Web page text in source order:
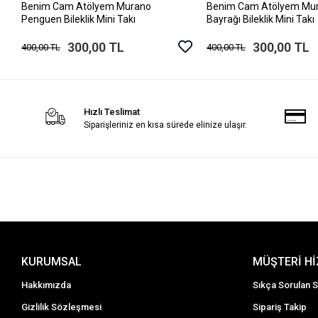
Sepete Ekle
Benim Cam Atölyem Murano
Penguen Bileklik Mini Takı
400,00 TL 300,00 TL
Sepete
Benim Cam Atölyem
Bayrağı Bileklik Mini Takı
400,00 TL 300,00 TL
Hızlı Teslimat
Siparişleriniz en kısa sürede elinize ulaşır.
KURUMSAL
Hakkımızda
Gizlilik Sözleşmesi
MÜŞTERİ
Sıkça Sorulan
Sipariş Takip